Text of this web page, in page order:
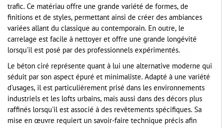
trafic. Ce matériau offre une grande variété de formes, de
finitions et de styles, permettant ainsi de créer des ambiances
variées allant du classique au contemporain. En outre, le
carrelage est facile à nettoyer et offre une grande longévité
lorsqu'il est posé par des professionnels expérimentés.
Le béton ciré représente quant à lui une alternative moderne qui
séduit par son aspect épuré et minimaliste. Adapté à une variété
d'usages, il est particulièrement prisé dans les environnements
industriels et les lofts urbains, mais aussi dans des décors plus
raffinés lorsqu'il est associé à des revêtements spécifiques. Sa
mise en œuvre requiert un savoir-faire technique précis afin